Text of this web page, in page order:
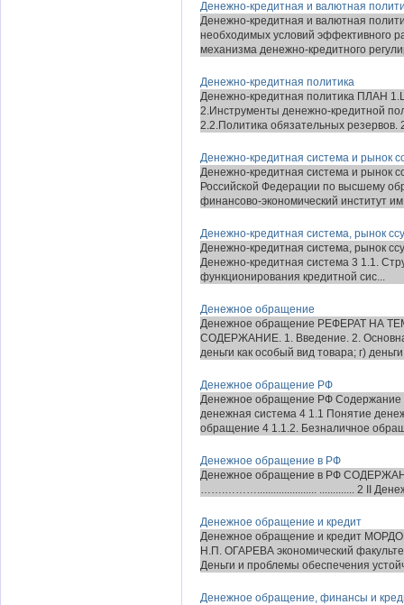
Денежно-кредитная и валютная
Денежно-кредитная и валютная
необходимых условий эффективного
механизма денежно-кредитного
Денежно-кредитная политика
Денежно-кредитная политика ПЛАН
2.Инструменты денежно-кредитной
2.2.Политика обязательных резервов.
Денежно-кредитная система и рынок
Денежно-кредитная система и рынок
Российской Федерации по высшему
финансово-экономический институт
Денежно-кредитная система, рынок
Денежно-кредитная система, рынок
Денежно-кредитная система 3 1.1.
функционирования кредитной сис...
Денежное обращение
Денежное обращение РЕФЕРАТ НА
СОДЕРЖАНИЕ. 1. Введение. 2.
деньги как особый вид товара; г) деньги
Денежное обращение РФ
Денежное обращение РФ
денежная система 4 1.1 Понятие
обращение 4 1.1.2. Безналичное
Денежное обращение в РФ
Денежное обращение в РФ
…….………...................... ............. 2 II
Денежное обращение и кредит
Денежное обращение и кредит
Н.П. ОГАРЕВА экономический
Деньги и проблемы обеспечения
Денежное обращение, финансы и